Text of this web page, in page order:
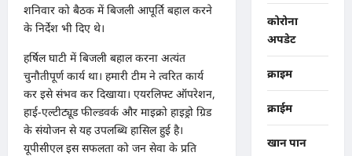
शनिवार को बैठक में बिजली आपूर्ति बहाल करने
के निर्देश भी दिए थे।
हर्षिल घाटी में बिजली बहाल करना अत्यंत
चुनौतीपूर्ण कार्य था। हमारी टीम ने त्वरित कार्य
कर इसे संभव कर दिखाया। एयरलिफ्ट ऑपरेशन,
हाई-एल्टीट्यूड फील्डवर्क और माइक्रो हाइड्रो ग्रिड
के संयोजन से यह उपलब्धि हासिल हुई है।
यूपीसीएल इस सफलता को जन सेवा के प्रति
कोरोना
अपडेट
क्राइम
क्राईम
खान पान